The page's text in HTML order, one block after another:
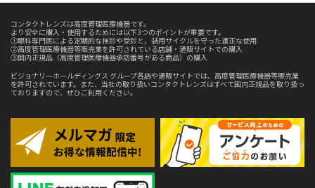
コンタクトレンズは高度管理医療機器です。
より安全に購入・使用するためには以下3つのポイントが重要です。
①眼科専門医による定期的な検診や受診と、装用サイクルを守った適正な使用
②高度管理医療機器等販売業を許可されている店舗・通販サイトでの購入
③国内正規品（高度管理医療機器承認番号がある商品）の購入
ビジョナリーホールディングス グループ各店や通販サイトでは、高度管理医療機器等販売業
を許可されています。また、当社の取り扱いコンタクトレンズはすべて国内正規品を取り扱っ
ておりますので、ぜひご利用ください。